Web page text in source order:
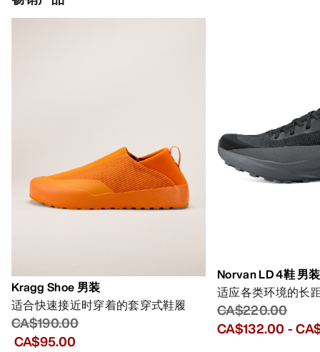
Kragg Shoe 男装
适合快速接近时穿着的套穿式鞋履
CA$190.00
CA$95.00
Norvan LD 4鞋 男装
适应各类环境的长
CA$220.00
CA$132.00 -